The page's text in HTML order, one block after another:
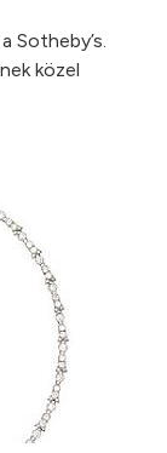
Sotheby’s.
közel